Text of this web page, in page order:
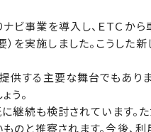
ビ事業を導入し、ＥＴＣから
実施しました。こうした新
供する主要な舞台でもありま
う。
続も検討されています。た
のと推察されます。今後、